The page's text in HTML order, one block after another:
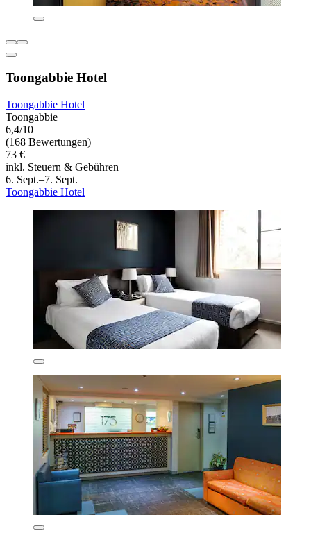
Toongabbie Hotel
Toongabbie Hotel
Toongabbie
6,4/10
(168 Bewertungen)
73 €
inkl. Steuern & Gebühren
6. Sept.–7. Sept.
Toongabbie Hotel